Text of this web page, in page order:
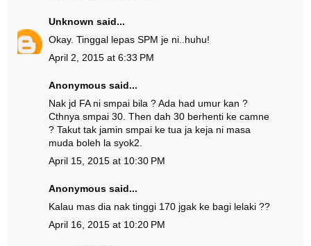
Unknown said...
Okay. Tinggal lepas SPM je ni..huhu!
April 2, 2015 at 6:33 PM
Anonymous said...
Nak jd FA ni smpai bila ? Ada had umur kan ?
Cthnya smpai 30. Then dah 30 berhenti ke camne
? Takut tak jamin smpai ke tua ja keja ni masa
muda boleh la syok2.
April 15, 2015 at 10:30 PM
Anonymous said...
Kalau mas dia nak tinggi 170 jgak ke bagi lelaki ??
April 16, 2015 at 10:20 PM